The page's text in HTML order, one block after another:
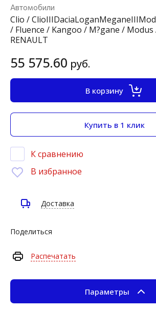
Автомобили
Clio /
/ Fluence / Kangoo / M?gane /
RENAULT
55 575.60 руб.
В корзину
Купить в 1 клик
К сравнению
В избранное
Доставка
Поделиться
Распечатать
Параметры